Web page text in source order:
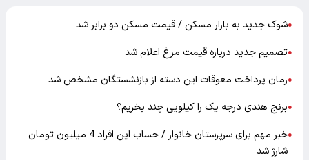
●شوک جدید به بازار مسکن / قیمت مسکن دو برابر شد
●تصمیم جدید درباره قیمت مرغ اعلام شد
●زمان پرداخت معوقات این دسته از بازنشستگان مشخص شد
●برنج هندی درجه یک را کیلویی چند بخریم؟
●
خبر مهم برای سرپرستان خانوار / حساب این افراد 4 میلیون تومان
شارژ شد